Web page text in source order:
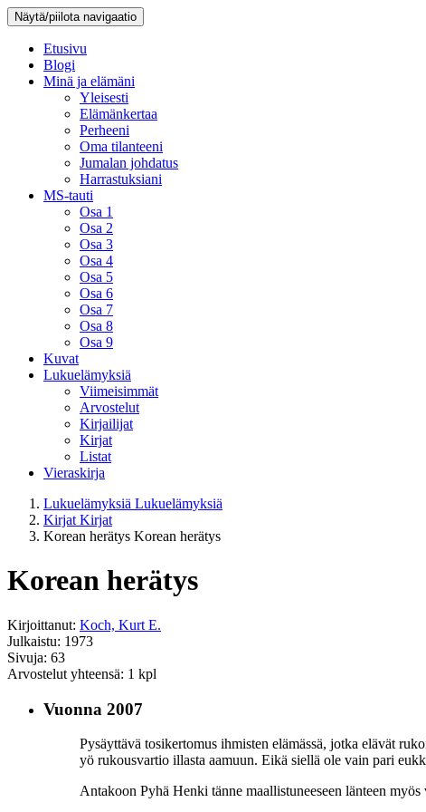
Näytä/piilota navigaatio
Etusivu
Blogi
Minä ja elämäni
Yleisesti
Elämänkertaa
Perheeni
Oma tilanteeni
Jumalan johdatus
Harrastuksiani
MS-tauti
Osa 1
Osa 2
Osa 3
Osa 4
Osa 5
Osa 6
Osa 7
Osa 8
Osa 9
Kuvat
Lukuelämyksiä
Viimeisimmät
Arvostelut
Kirjailijat
Kirjat
Listat
Vieraskirja
Lukuelämyksiä Lukuelämyksiä
Kirjat Kirjat
Korean herätys Korean herätys
Korean herätys
Kirjoittanut: Koch, Kurt E.
Julkaistu: 1973
Sivuja: 63
Arvostelut yhteensä: 1 kpl
Vuonna 2007
Pysäyttävä tosikertomus ihmisten elämässä, jotka elävät
yö rukousvartio illasta aamuun. Eikä siellä ole vain pari
Antakoon Pyhä Henki tänne maallistuneeseen länteen